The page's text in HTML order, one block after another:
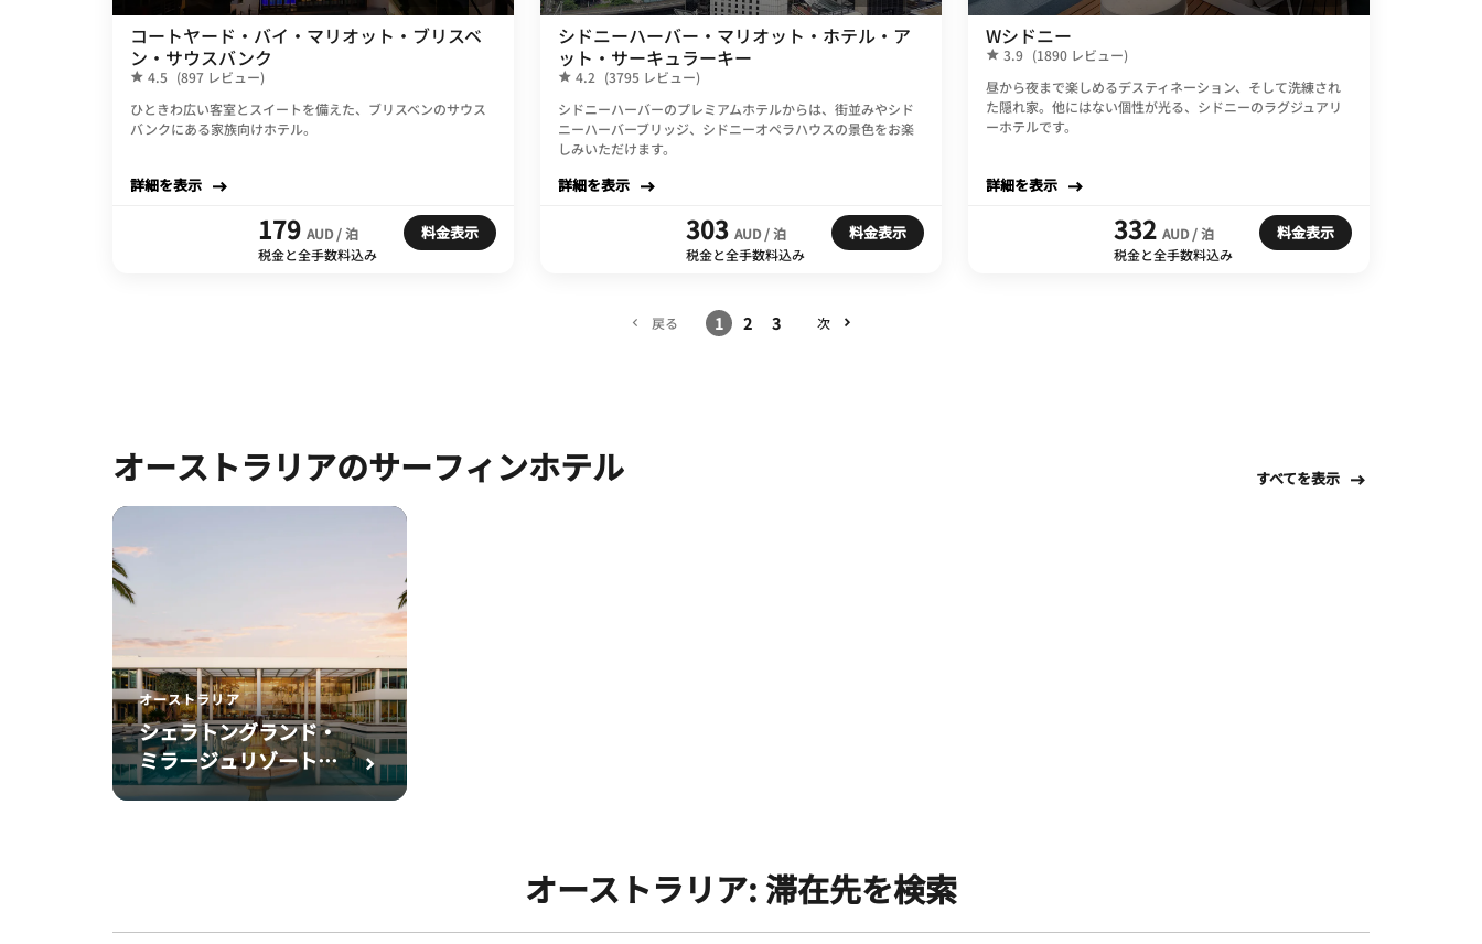
コートヤード・バイ・マリオット・ブリスベ
ン・サウスバンク
4.5 (897 レビュー)
ひときわ広い客室とスイートを備えた、ブリスベンのサウス
バンクにある家族向けホテル。
詳細を表示
179 AUD / 泊
税金と全手数料込み
料金表示
シドニーハーバー・マリオット・ホテル・ア
ット・サーキュラーキー
4.2 (3795 レビュー)
シドニーハーバーのプレミアムホテルからは、街並みやシド
ニーハーバーブリッジ、シドニーオペラハウスの景色をお楽
しみいただけます。
詳細を表示
303 AUD / 泊
税金と全手数料込み
料金表示
Wシドニー
3.9 (1890 レビュー)
昼から夜まで楽しめるデスティネーション、そして洗練され
た隠れ家。他にはない個性が光る、シドニーのラグジュアリ
ーホテルです。
詳細を表示
332 AUD / 泊
税金と全手数料込み
料金表示
戻る 1 2 3 次
オーストラリアのサーフィンホテル すべてを表示
オーストラリア
シェラトングランド・
ミラージュリゾート，
ゴールドコースト
オーストラリア: 滞在先を検索